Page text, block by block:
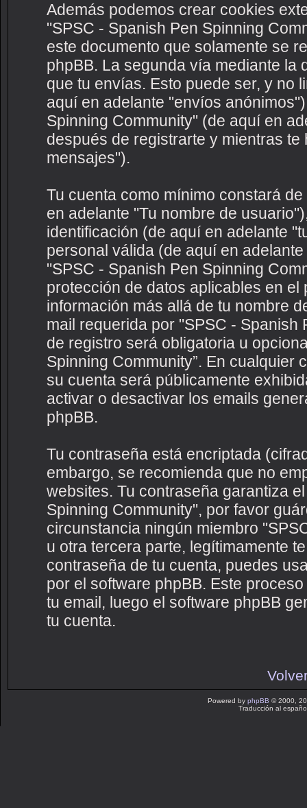
Además podemos crear cookies
"SPSC - Spanish Pen Spinning
este documento que solamente se
phpBB. La segunda vía mediante la
que tu envías. Esto puede ser, y no
aquí en adelante "envíos
Spinning Community" (de aquí en
después de registrarte y mientras
mensajes").
Tu cuenta como mínimo constará
en adelante "Tu nombre de
identificación (de aquí en adelante
personal válida (de aquí en
"SPSC - Spanish Pen Spinning
protección de datos aplicables en
información más allá de tu nombre
mail requerida por "SPSC -
de registro será obligatoria u
Spinning Community”. En cualquier
su cuenta será públicamente
activar o desactivar los emails
phpBB.
Tu contraseña está encriptada
embargo, se recomienda que no
websites. Tu contraseña garantiza
Spinning Community", por favor
circunstancia ningún miembro
u otra tercera parte, legítimamente
contraseña de tu cuenta, puedes
por el software phpBB. Este
tu email, luego el software phpBB
tu cuenta.
Powered by phpBB © 2000,
Traducción al